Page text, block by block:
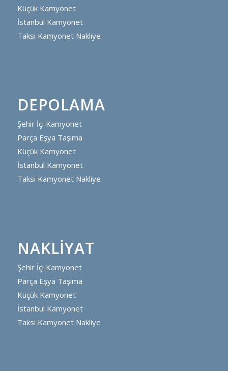
Küçük Kamyonet
İstanbul Kamyonet
Taksi Kamyonet Nakliye
DEPOLAMA
Şehir İçi Kamyonet
Parça Eşya Taşıma
Küçük Kamyonet
İstanbul Kamyonet
Taksi Kamyonet Nakliye
NAKLIYAT
Şehir İçi Kamyonet
Parça Eşya Taşıma
Küçük Kamyonet
İstanbul Kamyonet
Taksi Kamyonet Nakliye